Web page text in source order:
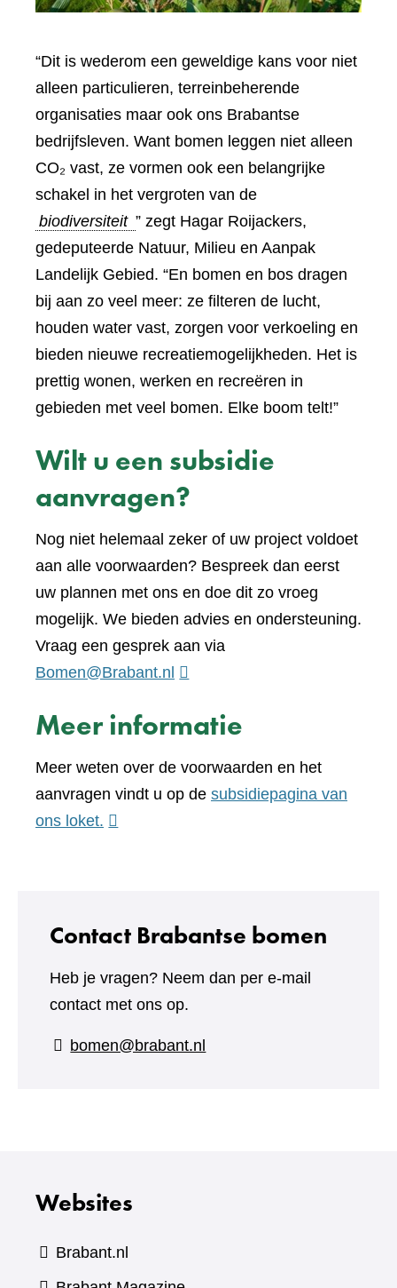
“Dit is wederom een geweldige kans voor niet
alleen particulieren, terreinbeherende
organisaties maar ook ons Brabantse
bedrijfsleven. Want bomen leggen niet alleen
CO₂ vast, ze vormen ook een belangrijke
schakel in het vergroten van de
biodiversiteit ” zegt Hagar Roijackers,
gedeputeerde Natuur, Milieu en Aanpak
Landelijk Gebied. “En bomen en bos dragen
bij aan zo veel meer: ze filteren de lucht,
houden water vast, zorgen voor verkoeling en
bieden nieuwe recreatiemogelijkheden. Het is
prettig wonen, werken en recreëren in
gebieden met veel bomen. Elke boom telt!”
Wilt u een subsidie
aanvragen?
Nog niet helemaal zeker of uw project voldoet
aan alle voorwaarden? Bespreek dan eerst
uw plannen met ons en doe dit zo vroeg
mogelijk. We bieden advies en ondersteuning.
Vraag een gesprek aan via
Bomen@Brabant.nl
Meer informatie
Meer weten over de voorwaarden en het
aanvragen vindt u op de subsidiepagina van
ons loket. (verwijst
website)
Contact Brabantse bomen
Heb je vragen? Neem dan per e-mail
contact met ons op.
bomen@brabant.nl
Websites
Brabant.nl